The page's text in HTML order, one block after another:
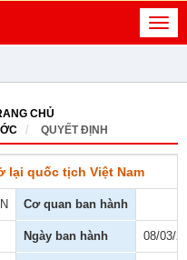
CHỦ
QUYẾT ĐỊNH
lại quốc tịch Việt Nam
Cơ quan ban hành
Ngày ban hành 08/03/